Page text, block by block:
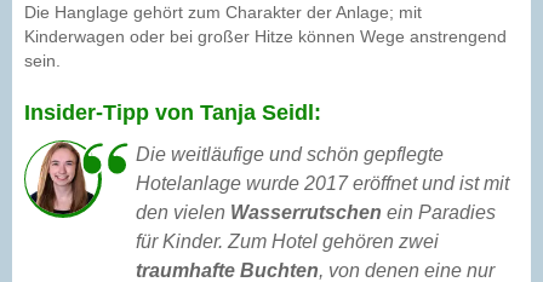
Die Hanglage gehört zum Charakter der Anlage; mit
Kinderwagen oder bei großer Hitze können Wege anstrengend
sein.
Insider-Tipp von Tanja Seidl:
Die weitläufige und schön gepflegte
Hotelanlage wurde 2017 eröffnet und ist mit
den vielen Wasserrutschen ein Paradies
für Kinder. Zum Hotel gehören zwei
traumhafte Buchten, von denen eine nur